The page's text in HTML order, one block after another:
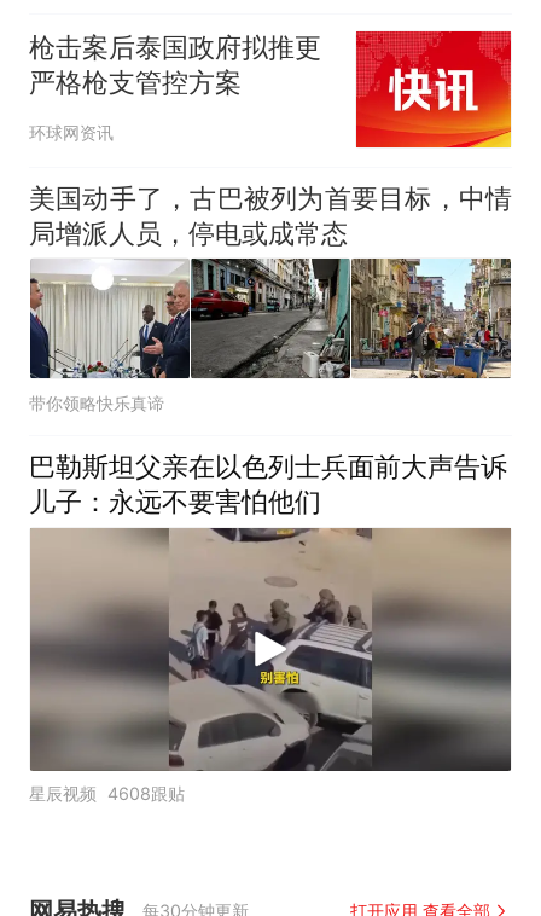
枪击案后泰国政府拟推更
严格枪支管控方案
环球网资讯
美国动手了，古巴被列为首要目标，中情
局增派人员，停电或成常态
带你领略快乐真谛
巴勒斯坦父亲在以色列士兵面前大声告诉
儿子：永远不要害怕他们
星辰视频 4608跟贴
每30分钟更新 打开应用 查看全部